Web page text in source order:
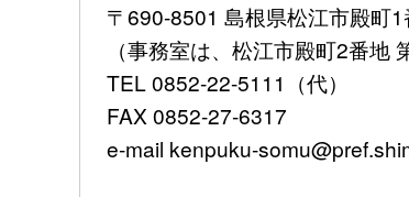
〒690-8501 島根県松江市殿町
（事務室は、松江市殿町2番地
TEL 0852-22-5111（代）
FAX 0852-27-6317
e-mail kenpuku-